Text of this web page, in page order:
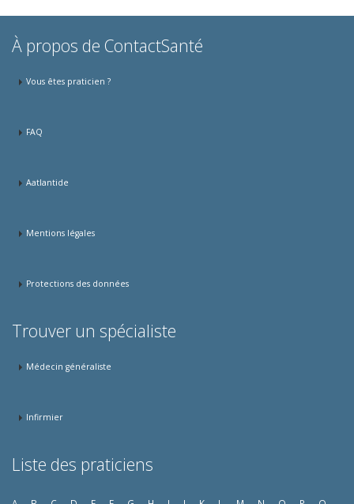
À propos de ContactSanté
Vous êtes praticien ?
FAQ
Aatlantide
Mentions légales
Protections des données
Trouver un spécialiste
Médecin généraliste
Infirmier
Liste des praticiens